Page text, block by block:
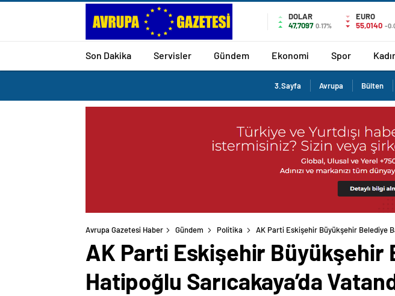
DOLAR
47,7097 0.17%
EURO
55,0140 -
Son Dakika Servisler Gündem Ekonomi Spor
3.Sayfa Avrupa Bülten
Avrupa Gazetesi Haber Gündem Politika AK Parti Eskişehir Büyükşehir Belediye
AK Parti Eskişehir Büyükşehir
Hatipoğlu Sarıcakaya’da